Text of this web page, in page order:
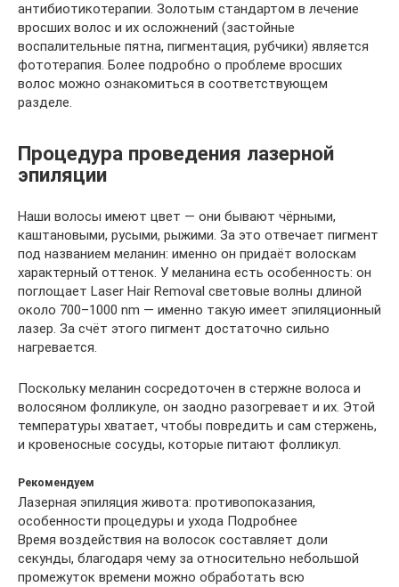
антибиотикотерапии. Золотым стандартом в лечение
вросших волос и их осложнений (застойные
воспалительные пятна, пигментация, рубчики) является
фототерапия. Более подробно о проблеме вросших
волос можно ознакомиться в соответствующем
разделе.
Процедура проведения лазерной
эпиляции
Наши волосы имеют цвет — они бывают чёрными,
каштановыми, русыми, рыжими. За это отвечает пигмент
под названием меланин: именно он придаёт волоскам
характерный оттенок. У меланина есть особенность: он
поглощает Laser Hair Removal световые волны длиной
около 700–1000 nm — именно такую имеет эпиляционный
лазер. За счёт этого пигмент достаточно сильно
нагревается.
Поскольку меланин сосредоточен в стержне волоса и
волосяном фолликуле, он заодно разогревает и их. Этой
температуры хватает, чтобы повредить и сам стержень,
и кровеносные сосуды, которые питают фолликул.
Рекомендуем
Лазерная эпиляция живота: противопоказания,
особенности процедуры и ухода Подробнее
Время воздействия на волосок составляет доли
секунды, благодаря чему за относительно небольшой
промежуток времени можно обработать всю